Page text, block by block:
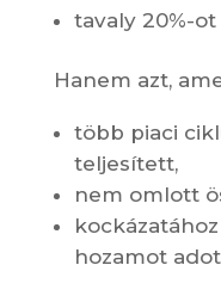
tavaly 20%-
Hanem azt,
több piaci
teljesített,
nem omlott
hozamot